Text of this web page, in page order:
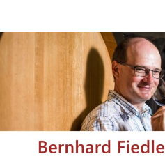
springen